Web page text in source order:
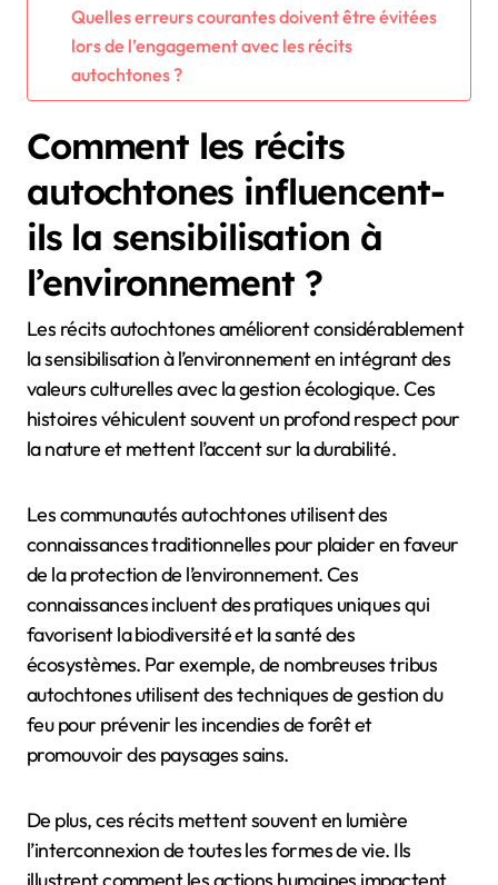
Quelles erreurs courantes doivent être évitées
lors de l’engagement avec les récits
autochtones ?
Comment les récits
autochtones influencent-
ils la sensibilisation à
l’environnement ?
Les récits autochtones améliorent considérablement
la sensibilisation à l’environnement en intégrant des
valeurs culturelles avec la gestion écologique. Ces
histoires véhiculent souvent un profond respect pour
la nature et mettent l’accent sur la durabilité.
Les communautés autochtones utilisent des
connaissances traditionnelles pour plaider en faveur
de la protection de l’environnement. Ces
connaissances incluent des pratiques uniques qui
favorisent la biodiversité et la santé des
écosystèmes. Par exemple, de nombreuses tribus
autochtones utilisent des techniques de gestion du
feu pour prévenir les incendies de forêt et
promouvoir des paysages sains.
De plus, ces récits mettent souvent en lumière
l’interconnexion de toutes les formes de vie. Ils
illustrent comment les actions humaines impactent